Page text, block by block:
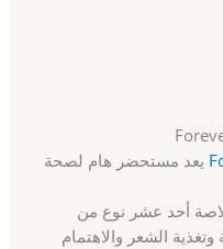
يعد مستحضر هام لصحة
أحد عشر نوع من
الشعر والاهتمام